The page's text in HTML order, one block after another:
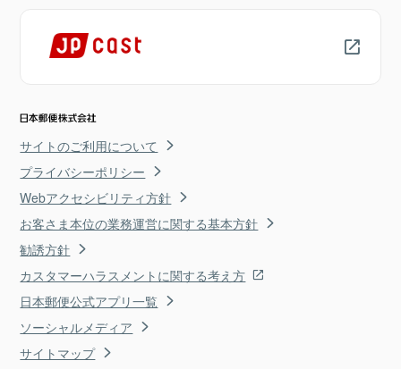
サイトのご利用について
プライバシーポリシー
Webアクセシビリティ方針
お客さま本位の業務運営に関する基本方針
勧誘方針
カスタマーハラスメントに関する考え方
日本郵便公式アプリ一覧
ソーシャルメディア
サイトマップ